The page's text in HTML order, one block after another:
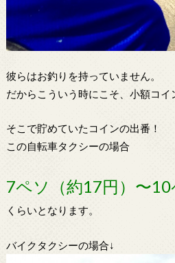
彼らはお釣りを持っていません。
だからこういう時にこそ、小額コイ
そこで貯めていたコインの出番！
この自転車タクシーの場合
7ペソ（約17円）〜10
くらいとなります。
バイクタクシーの場合↓